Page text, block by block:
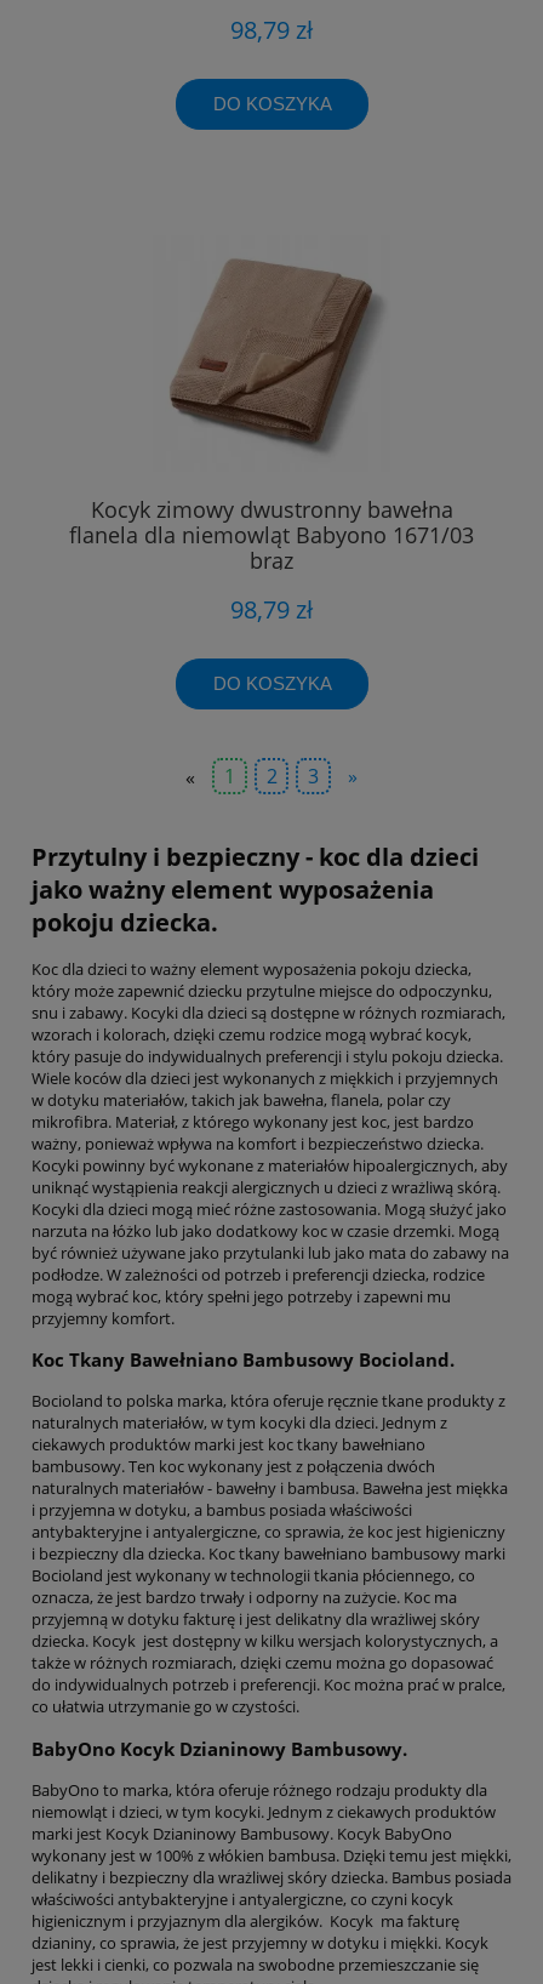
98,79 zł
DO KOSZYKA
Kocyk zimowy dwustronny bawełna
flanela dla niemowląt Babyono 1671/03
brąz
98,79 zł
DO KOSZYKA
« 1 2 3 »
Przytulny i bezpieczny - koc dla dzieci
jako ważny element wyposażenia
pokoju dziecka.
Koc dla dzieci to ważny element wyposażenia pokoju dziecka,
który może zapewnić dziecku przytulne miejsce do odpoczynku,
snu i zabawy. Kocyki dla dzieci są dostępne w różnych rozmiarach,
wzorach i kolorach, dzięki czemu rodzice mogą wybrać kocyk,
który pasuje do indywidualnych preferencji i stylu pokoju dziecka.
Wiele koców dla dzieci jest wykonanych z miękkich i przyjemnych
w dotyku materiałów, takich jak bawełna, flanela, polar czy
mikrofibra. Materiał, z którego wykonany jest koc, jest bardzo
ważny, ponieważ wpływa na komfort i bezpieczeństwo dziecka.
Kocyki powinny być wykonane z materiałów hipoalergicznych, aby
uniknąć wystąpienia reakcji alergicznych u dzieci z wrażliwą skórą.
Kocyki dla dzieci mogą mieć różne zastosowania. Mogą służyć jako
narzuta na łóżko lub jako dodatkowy koc w czasie drzemki. Mogą
być również używane jako przytulanki lub jako mata do zabawy na
podłodze. W zależności od potrzeb i preferencji dziecka, rodzice
mogą wybrać koc, który spełni jego potrzeby i zapewni mu
przyjemny komfort.
Koc Tkany Bawełniano Bambusowy Bocioland.
Bocioland to polska marka, która oferuje ręcznie tkane produkty z
naturalnych materiałów, w tym kocyki dla dzieci. Jednym z
ciekawych produktów marki jest koc tkany bawełniano
bambusowy. Ten koc wykonany jest z połączenia dwóch
naturalnych materiałów - bawełny i bambusa. Bawełna jest miękka
i przyjemna w dotyku, a bambus posiada właściwości
antybakteryjne i antyalergiczne, co sprawia, że koc jest higieniczny
i bezpieczny dla dziecka. Koc tkany bawełniano bambusowy marki
Bocioland jest wykonany w technologii tkania płóciennego, co
oznacza, że jest bardzo trwały i odporny na zużycie. Koc ma
przyjemną w dotyku fakturę i jest delikatny dla wrażliwej skóry
dziecka. Kocyk jest dostępny w kilku wersjach kolorystycznych, a
także w różnych rozmiarach, dzięki czemu można go dopasować
do indywidualnych potrzeb i preferencji. Koc można prać w pralce,
co ułatwia utrzymanie go w czystości.
BabyOno Kocyk Dzianinowy Bambusowy.
BabyOno to marka, która oferuje różnego rodzaju produkty dla
niemowląt i dzieci, w tym kocyki. Jednym z ciekawych produktów
marki jest Kocyk Dzianinowy Bambusowy. Kocyk BabyOno
wykonany jest w 100% z włókien bambusa. Dzięki temu jest miękki,
delikatny i bezpieczny dla wrażliwej skóry dziecka. Bambus posiada
właściwości antybakteryjne i antyalergiczne, co czyni kocyk
higienicznym i przyjaznym dla alergików. Kocyk ma fakturę
dzianiny, co sprawia, że jest przyjemny w dotyku i miękki. Kocyk
jest lekki i cienki, co pozwala na swobodne przemieszczanie się